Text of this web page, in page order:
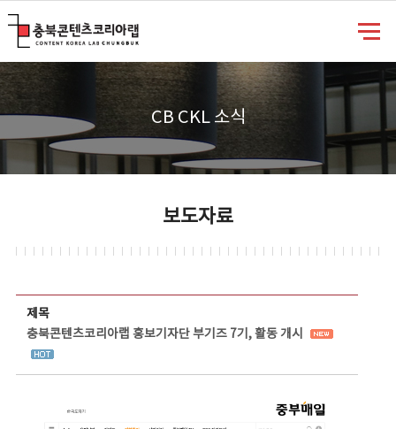
CB CKL 소식
보도자료
제목
충북콘텐츠코리아랩 홍보기자단 부기즈 7기, 활동 개시